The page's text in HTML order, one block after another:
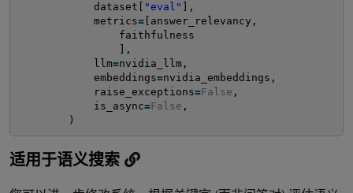
dataset[
"eval" ],
metrics=[answer_relevancy,
faithfulness
],
llm=nvidia_llm,
embeddings=nvidia_embeddings,
raise_exceptions=False ,
is_async=False ,
)
适用于语义搜索